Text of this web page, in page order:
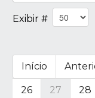
Exibir #
Início
26 27 28